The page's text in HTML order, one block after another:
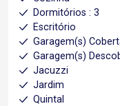
Dormitórios : 3
Escritório
Garagem(s)
Garagem(s)
Jacuzzi
Jardim
Quintal